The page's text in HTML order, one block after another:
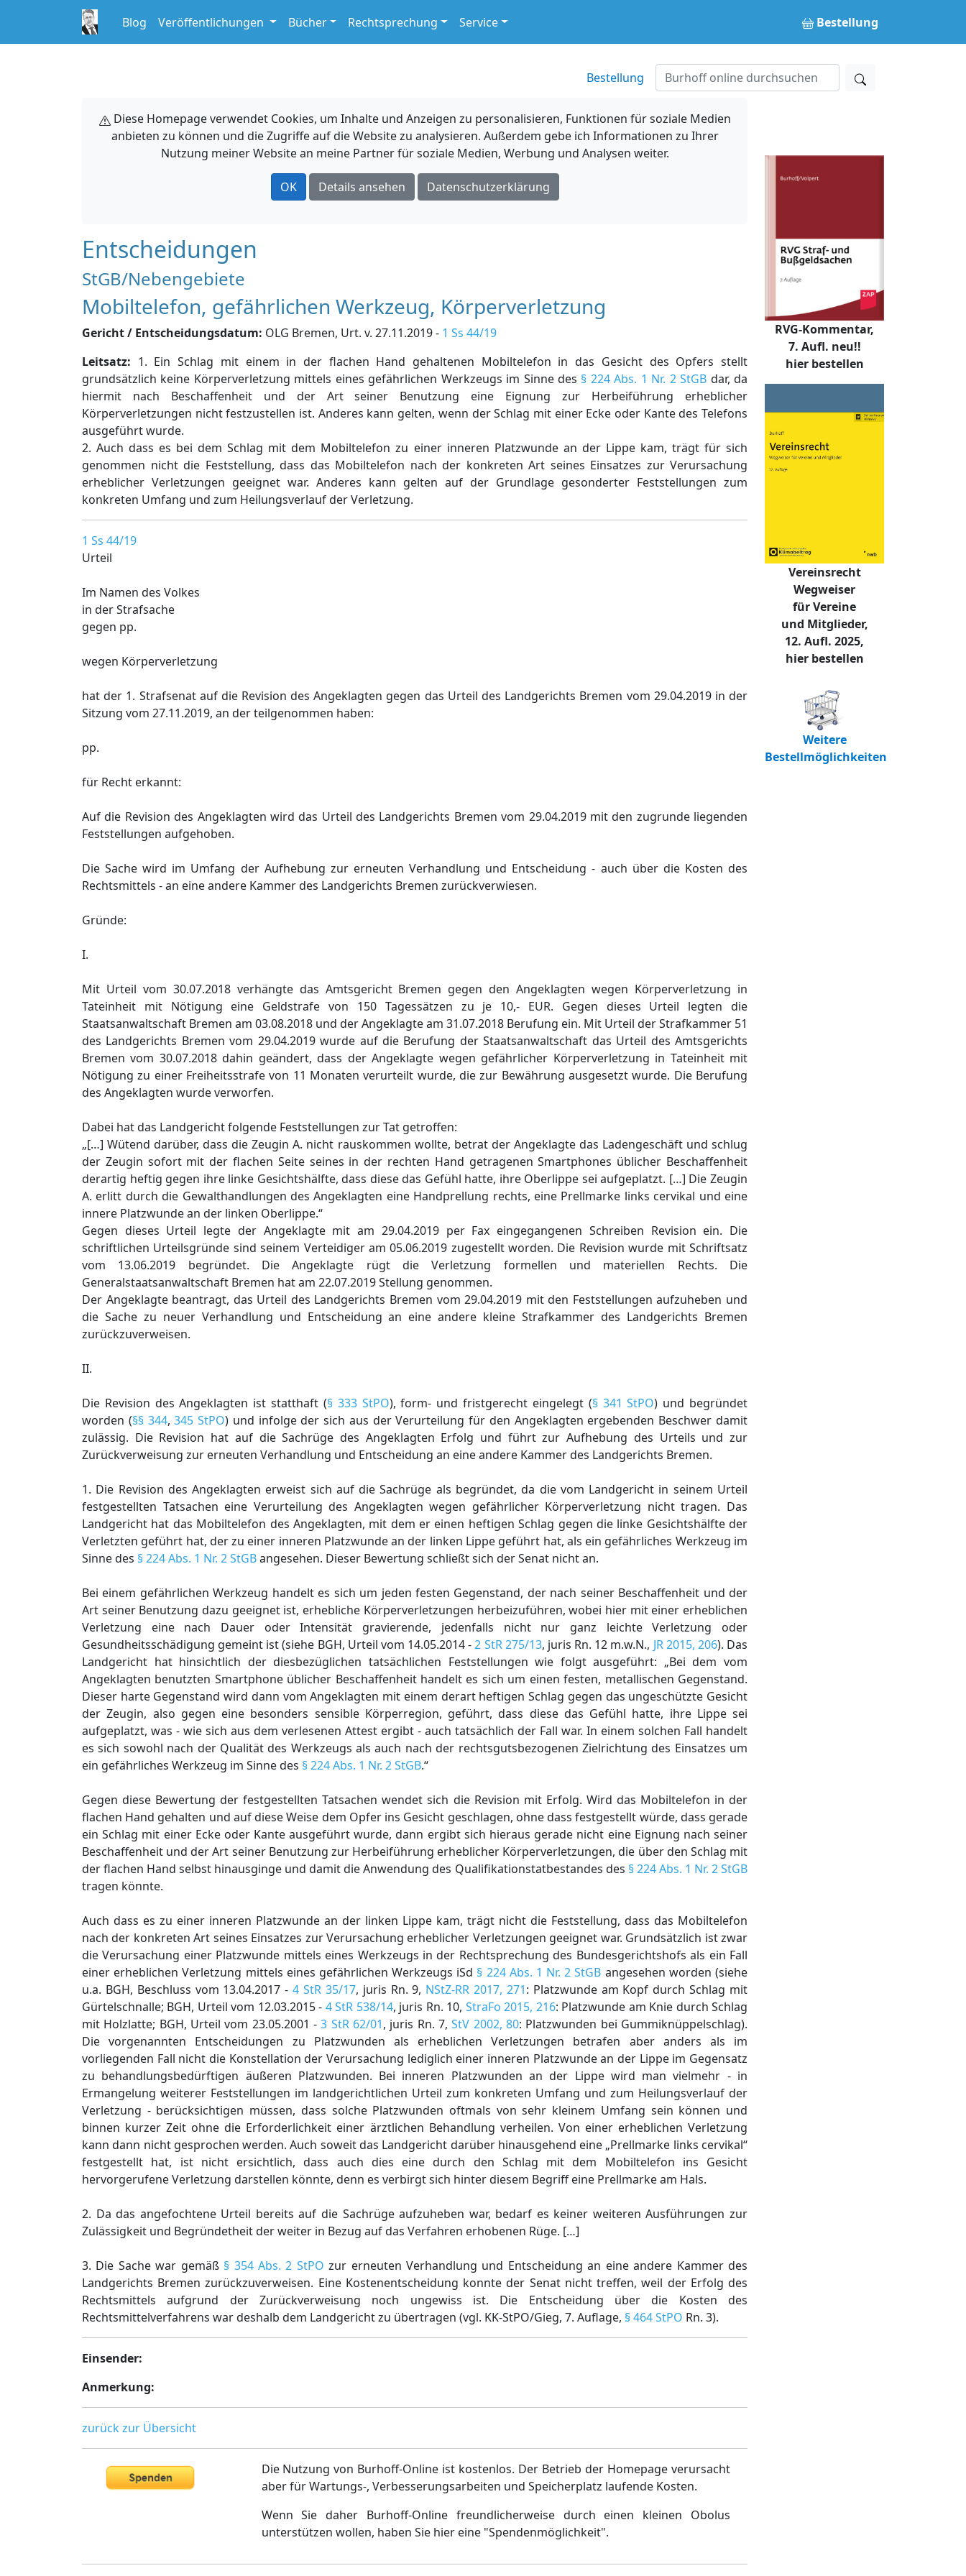
Blog Veröffentlichungen Bücher Rechtsprechung Service Bestellung
Bestellung
Diese Homepage verwendet Cookies, um Inhalte und Anzeigen zu personalisieren, Funktionen für soziale Medien
anbieten zu können und die Zugriffe auf die Website zu analysieren. Außerdem gebe ich Informationen zu Ihrer
Nutzung meiner Website an meine Partner für soziale Medien, Werbung und Analysen weiter.
OK Details ansehen Datenschutzerklärung
Entscheidungen
StGB/Nebengebiete
Mobiltelefon, gefährlichen Werkzeug, Körperverletzung
Gericht / Entscheidungsdatum: OLG Bremen, Urt. v. 27.11.2019 - 1 Ss 44/19
Leitsatz: 1. Ein Schlag mit einem in der flachen Hand gehaltenen Mobiltelefon in das Gesicht des Opfers stellt
grundsätzlich keine Körperverletzung mittels eines gefährlichen Werkzeugs im Sinne des § 224 Abs. 1 Nr. 2 StGB dar, da
hiermit nach Beschaffenheit und der Art seiner Benutzung eine Eignung zur Herbeiführung erheblicher
Körperverletzungen nicht festzustellen ist. Anderes kann gelten, wenn der Schlag mit einer Ecke oder Kante des Telefons
ausgeführt wurde.
2. Auch dass es bei dem Schlag mit dem Mobiltelefon zu einer inneren Platzwunde an der Lippe kam, trägt für sich
genommen nicht die Feststellung, dass das Mobiltelefon nach der konkreten Art seines Einsatzes zur Verursachung
erheblicher Verletzungen geeignet war. Anderes kann gelten auf der Grundlage gesonderter Feststellungen zum
konkreten Umfang und zum Heilungsverlauf der Verletzung.
1 Ss 44/19
Urteil
Im Namen des Volkes
in der Strafsache
gegen pp.
wegen Körperverletzung
hat der 1. Strafsenat auf die Revision des Angeklagten gegen das Urteil des Landgerichts Bremen vom 29.04.2019 in der
Sitzung vom 27.11.2019, an der teilgenommen haben:
pp.
für Recht erkannt:
Auf die Revision des Angeklagten wird das Urteil des Landgerichts Bremen vom 29.04.2019 mit den zugrunde liegenden
Feststellungen aufgehoben.
Die Sache wird im Umfang der Aufhebung zur erneuten Verhandlung und Entscheidung - auch über die Kosten des
Rechtsmittels - an eine andere Kammer des Landgerichts Bremen zurückverwiesen.
Gründe:
I.
Mit Urteil vom 30.07.2018 verhängte das Amtsgericht Bremen gegen den Angeklagten wegen Körperverletzung in
Tateinheit mit Nötigung eine Geldstrafe von 150 Tagessätzen zu je 10,- EUR. Gegen dieses Urteil legten die
Staatsanwaltschaft Bremen am 03.08.2018 und der Angeklagte am 31.07.2018 Berufung ein. Mit Urteil der Strafkammer 51
des Landgerichts Bremen vom 29.04.2019 wurde auf die Berufung der Staatsanwaltschaft das Urteil des Amtsgerichts
Bremen vom 30.07.2018 dahin geändert, dass der Angeklagte wegen gefährlicher Körperverletzung in Tateinheit mit
Nötigung zu einer Freiheitsstrafe von 11 Monaten verurteilt wurde, die zur Bewährung ausgesetzt wurde. Die Berufung
des Angeklagten wurde verworfen.
Dabei hat das Landgericht folgende Feststellungen zur Tat getroffen:
„[…] Wütend darüber, dass die Zeugin A. nicht rauskommen wollte, betrat der Angeklagte das Ladengeschäft und schlug
der Zeugin sofort mit der flachen Seite seines in der rechten Hand getragenen Smartphones üblicher Beschaffenheit
derartig heftig gegen ihre linke Gesichtshälfte, dass diese das Gefühl hatte, ihre Oberlippe sei aufgeplatzt. […] Die Zeugin
A. erlitt durch die Gewalthandlungen des Angeklagten eine Handprellung rechts, eine Prellmarke links cervikal und eine
innere Platzwunde an der linken Oberlippe.“
Gegen dieses Urteil legte der Angeklagte mit am 29.04.2019 per Fax eingegangenen Schreiben Revision ein. Die
schriftlichen Urteilsgründe sind seinem Verteidiger am 05.06.2019 zugestellt worden. Die Revision wurde mit Schriftsatz
vom 13.06.2019 begründet. Die Angeklagte rügt die Verletzung formellen und materiellen Rechts. Die
Generalstaatsanwaltschaft Bremen hat am 22.07.2019 Stellung genommen.
Der Angeklagte beantragt, das Urteil des Landgerichts Bremen vom 29.04.2019 mit den Feststellungen aufzuheben und
die Sache zu neuer Verhandlung und Entscheidung an eine andere kleine Strafkammer des Landgerichts Bremen
zurückzuverweisen.
II.
Die Revision des Angeklagten ist statthaft (§ 333 StPO), form- und fristgerecht eingelegt (§ 341 StPO) und begründet
worden (§§ 344,345 StPO) und infolge der sich aus der Verurteilung für den Angeklagten ergebenden Beschwer damit
zulässig. Die Revision hat auf die Sachrüge des Angeklagten Erfolg und führt zur Aufhebung des Urteils und zur
Zurückverweisung zur erneuten Verhandlung und Entscheidung an eine andere Kammer des Landgerichts Bremen.
1. Die Revision des Angeklagten erweist sich auf die Sachrüge als begründet, da die vom Landgericht in seinem Urteil
festgestellten Tatsachen eine Verurteilung des Angeklagten wegen gefährlicher Körperverletzung nicht tragen. Das
Landgericht hat das Mobiltelefon des Angeklagten, mit dem er einen heftigen Schlag gegen die linke Gesichtshälfte der
Verletzten geführt hat, der zu einer inneren Platzwunde an der linken Lippe geführt hat, als ein gefährliches Werkzeug im
Sinne des § 224 Abs. 1 Nr. 2 StGBangesehen. Dieser Bewertung schließt sich der Senat nicht an.
Bei einem gefährlichen Werkzeug handelt es sich um jeden festen Gegenstand, der nach seiner Beschaffenheit und der
Art seiner Benutzung dazu geeignet ist, erhebliche Körperverletzungen herbeizuführen, wobei hier mit einer erheblichen
Verletzung eine nach Dauer oder Intensität gravierende, jedenfalls nicht nur ganz leichte Verletzung oder
Gesundheitsschädigung gemeint ist (siehe BGH, Urteil vom 14.05.2014 -2 StR 275/13, juris Rn. 12 m.w.N., JR 2015, 206). Das
Landgericht hat hinsichtlich der diesbezüglichen tatsächlichen Feststellungen wie folgt ausgeführt: „Bei dem vom
Angeklagten benutzten Smartphone üblicher Beschaffenheit handelt es sich um einen festen, metallischen Gegenstand.
Dieser harte Gegenstand wird dann vom Angeklagten mit einem derart heftigen Schlag gegen das ungeschützte Gesicht
der Zeugin, also gegen eine besonders sensible Körperregion, geführt, dass diese das Gefühl hatte, ihre Lippe sei
aufgeplatzt, was - wie sich aus dem verlesenen Attest ergibt - auch tatsächlich der Fall war. In einem solchen Fall handelt
es sich sowohl nach der Qualität des Werkzeugs als auch nach der rechtsgutsbezogenen Zielrichtung des Einsatzes um
ein gefährliches Werkzeug im Sinne des § 224 Abs. 1 Nr. 2 StGB.“
Gegen diese Bewertung der festgestellten Tatsachen wendet sich die Revision mit Erfolg. Wird das Mobiltelefon in der
flachen Hand gehalten und auf diese Weise dem Opfer ins Gesicht geschlagen, ohne dass festgestellt würde, dass gerade
ein Schlag mit einer Ecke oder Kante ausgeführt wurde, dann ergibt sich hieraus gerade nicht eine Eignung nach seiner
Beschaffenheit und der Art seiner Benutzung zur Herbeiführung erheblicher Körperverletzungen, die über den Schlag mit
der flachen Hand selbst hinausginge und damit die Anwendung des Qualifikationstatbestandes des § 224 Abs. 1 Nr. 2 StGB
tragen könnte.
Auch dass es zu einer inneren Platzwunde an der linken Lippe kam, trägt nicht die Feststellung, dass das Mobiltelefon
nach der konkreten Art seines Einsatzes zur Verursachung erheblicher Verletzungen geeignet war. Grundsätzlich ist zwar
die Verursachung einer Platzwunde mittels eines Werkzeugs in der Rechtsprechung des Bundesgerichtshofs als ein Fall
einer erheblichen Verletzung mittels eines gefährlichen Werkzeugs iSd § 224 Abs. 1 Nr. 2 StGB angesehen worden (siehe
u.a. BGH, Beschluss vom 13.04.2017 -4 StR 35/17, juris Rn. 9, NStZ-RR 2017, 271: Platzwunde am Kopf durch Schlag mit
Gürtelschnalle; BGH, Urteil vom 12.03.2015 - 4 StR 538/14, juris Rn. 10, StraFo 2015, 216: Platzwunde am Knie durch Schlag
mit Holzlatte; BGH, Urteil vom 23.05.2001 -3 StR 62/01, juris Rn. 7,StV 2002, 80: Platzwunden bei Gummiknüppelschlag).
Die vorgenannten Entscheidungen zu Platzwunden als erheblichen Verletzungen betrafen aber anders als im
vorliegenden Fall nicht die Konstellation der Verursachung lediglich einer inneren Platzwunde an der Lippe im Gegensatz
zu behandlungsbedürftigen äußeren Platzwunden. Bei inneren Platzwunden an der Lippe wird man vielmehr - in
Ermangelung weiterer Feststellungen im landgerichtlichen Urteil zum konkreten Umfang und zum Heilungsverlauf der
Verletzung - berücksichtigen müssen, dass solche Platzwunden oftmals von sehr kleinem Umfang sein können und
binnen kurzer Zeit ohne die Erforderlichkeit einer ärztlichen Behandlung verheilen. Von einer erheblichen Verletzung
kann dann nicht gesprochen werden. Auch soweit das Landgericht darüber hinausgehend eine „Prellmarke links cervikal“
festgestellt hat, ist nicht ersichtlich, dass auch dies eine durch den Schlag mit dem Mobiltelefon ins Gesicht
hervorgerufene Verletzung darstellen könnte, denn es verbirgt sich hinter diesem Begriff eine Prellmarke am Hals.
2. Da das angefochtene Urteil bereits auf die Sachrüge aufzuheben war, bedarf es keiner weiteren Ausführungen zur
Zulässigkeit und Begründetheit der weiter in Bezug auf das Verfahren erhobenen Rüge. […]
3. Die Sache war gemäß § 354 Abs. 2 StPO zur erneuten Verhandlung und Entscheidung an eine andere Kammer des
Landgerichts Bremen zurückzuverweisen. Eine Kostenentscheidung konnte der Senat nicht treffen, weil der Erfolg des
Rechtsmittels aufgrund der Zurückverweisung noch ungewiss ist. Die Entscheidung über die Kosten des
Rechtsmittelverfahrens war deshalb dem Landgericht zu übertragen (vgl. KK-StPO/Gieg, 7. Auflage, § 464 StPO Rn. 3).
Einsender:
Anmerkung:
zurück zur Übersicht
Die Nutzung von Burhoff-Online ist kostenlos. Der Betrieb der Homepage verursacht
aber für Wartungs-, Verbesserungsarbeiten und Speicherplatz laufende Kosten.
Wenn Sie daher Burhoff-Online freundlicherweise durch einen kleinen Obolus
unterstützen wollen, haben Sie hier eine "Spendenmöglichkeit".
RVG-Kommentar,
7. Aufl. neu!!
hier bestellen
Vereinsrecht
Wegweiser
für Vereine
und Mitglieder,
12. Aufl. 2025,
hier bestellen
Weitere
Bestellmöglichkeiten